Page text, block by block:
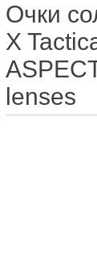
Очки
X
lenses